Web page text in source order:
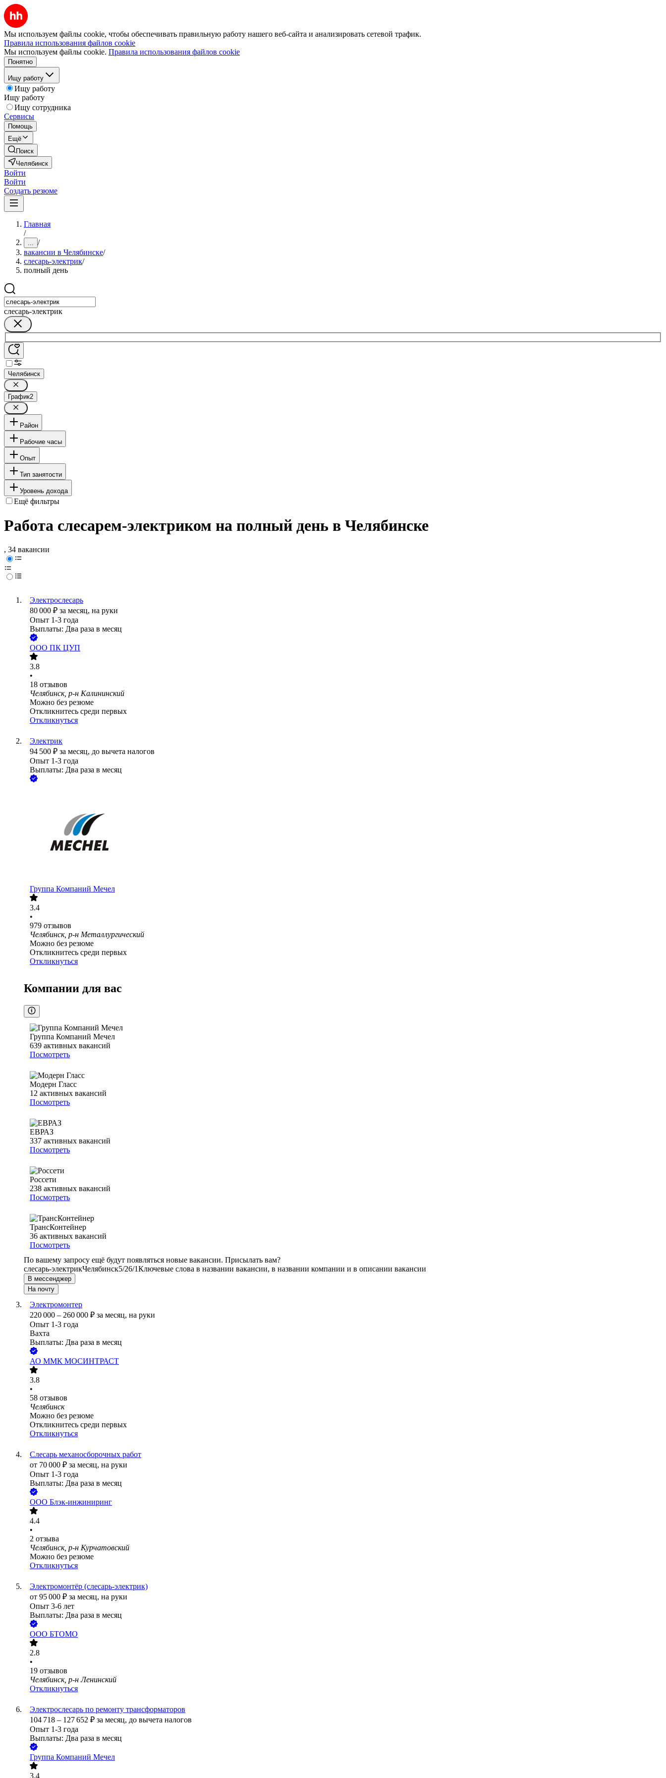
Мы используем файлы cookie, чтобы обеспечивать правильную работу нашего веб-сайта и анализировать сетевой трафик.
Правила использования файлов cookie
Мы используем файлы cookie. Правила использования файлов cookie
Понятно
Ищу работу
Ищу работу
Ищу работу
Ищу сотрудника
Сервисы
Помощь
Ещё
Поиск
Челябинск
Войти
Войти
Создать резюме
Главная
/
... /
вакансии в Челябинске/
слесарь-электрик/
полный день
слесарь-электрик
Челябинск
График2
Район
Рабочие часы
Опыт
Тип занятости
Уровень дохода
Ещё фильтры
Работа слесарем-электриком на полный день в Челябинске
, 34 вакансии
Электрослесарь
80 000 ₽ за месяц, на руки
Опыт 1-3 года
Выплаты: Два раза в месяц
ООО ПК ЦУП
3.8
•
18 отзывов
Челябинск, р-н Калининский
Можно без резюме
Откликнитесь среди первых
Откликнуться
Электрик
94 500 ₽ за месяц, до вычета налогов
Опыт 1-3 года
Выплаты: Два раза в месяц
Группа Компаний Мечел
3.4
•
979 отзывов
Челябинск, р-н Металлургический
Можно без резюме
Откликнитесь среди первых
Откликнуться
Компании для вас
Группа Компаний Мечел
639 активных вакансий
Посмотреть
Модерн Гласс
12 активных вакансий
Посмотреть
ЕВРАЗ
337 активных вакансий
Посмотреть
Россети
238 активных вакансий
Посмотреть
ТрансКонтейнер
36 активных вакансий
Посмотреть
По вашему запросу ещё будут появляться новые вакансии. Присылать вам?
слесарь-электрикЧелябинск5/26/1Ключевые слова в названии вакансии, в названии компании и в описании вакансии
В мессенджер
На почту
Электромонтер
220 000 – 260 000 ₽ за месяц, на руки
Опыт 1-3 года
Вахта
Выплаты: Два раза в месяц
АО ММК МОСИНТРАСТ
3.8
•
58 отзывов
Челябинск
Можно без резюме
Откликнитесь среди первых
Откликнуться
Слесарь механосборочных работ
от 70 000 ₽ за месяц, на руки
Опыт 1-3 года
Выплаты: Два раза в месяц
ООО Блэк-инжиниринг
4.4
•
2 отзыва
Челябинск, р-н Курчатовский
Можно без резюме
Откликнуться
Электромонтёр (слесарь-электрик)
от 95 000 ₽ за месяц, на руки
Опыт 3-6 лет
Выплаты: Два раза в месяц
ООО БТОМО
2.8
•
19 отзывов
Челябинск, р-н Ленинский
Откликнуться
Электрослесарь по ремонту трансформаторов
104 718 – 127 652 ₽ за месяц, до вычета налогов
Опыт 1-3 года
Выплаты: Два раза в месяц
Группа Компаний Мечел
3.4